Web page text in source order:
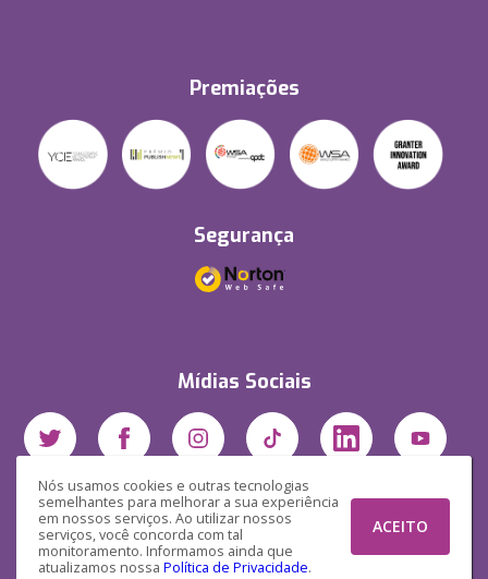
Nós usamos cookies e outras tecnologias
semelhantes para melhorar a sua experiência
em nossos serviços. Ao utilizar nossos
serviços, você concorda com tal
monitoramento. Informamos ainda que
atualizamos nossa Política de Privacidade.
ACEITO
Premiações
Segurança
Mídias Sociais